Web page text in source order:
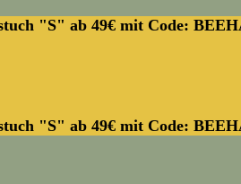
"S" ab 49€ mit Code:
"S" ab 49€ mit Code: